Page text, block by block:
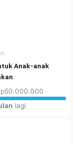
Anak-anak
lagi